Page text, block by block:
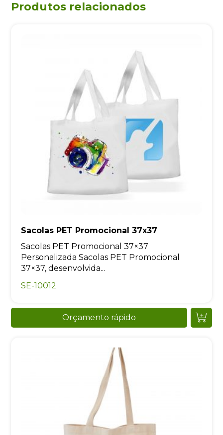
Produtos relacionados
Sacolas PET Promocional 37x37
Sacolas PET Promocional 37×37
Personalizada Sacolas PET Promocional
37×37, desenvolvida...
SE-10012
Orçamento rápido